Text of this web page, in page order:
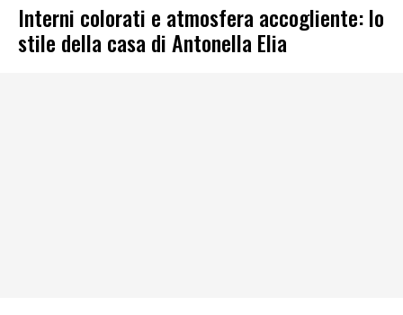
Interni colorati e atmosfera accogliente: lo
stile della casa di Antonella Elia